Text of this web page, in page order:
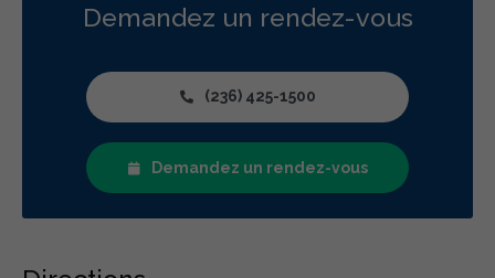
Demandez un rendez-vous
(236) 425-1500
Demandez un rendez-vous